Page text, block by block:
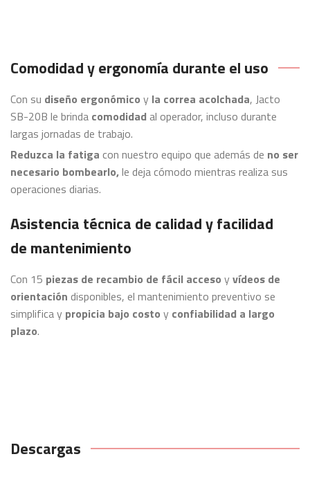
Comodidad y ergonomía durante el uso
Con su diseño ergonómico y la correa acolchada, Jacto
SB-20B le brinda comodidad al operador, incluso durante
largas jornadas de trabajo.
Reduzca la fatiga con nuestro equipo que además de no ser
necesario bombearlo,le deja cómodo mientras realiza sus
operaciones diarias.
Asistencia técnica de calidad y facilidad
de mantenimiento
Con 15 piezas de recambio de fácil acceso yvídeos de
orientación disponibles, el mantenimiento preventivo se
simplifica y propicia bajo costo y confiabilidad a largo
plazo.
Descargas